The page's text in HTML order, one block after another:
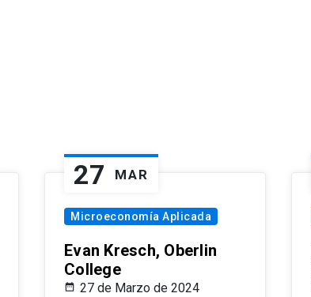
27 MAR
Microeconomía Aplicada
Evan Kresch, Oberlin
College
27 de Marzo de 2024